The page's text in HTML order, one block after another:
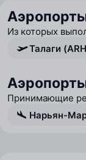
Из которых
Талаги
Принимающие
Нарьян-